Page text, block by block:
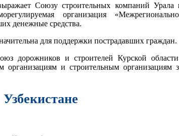
Союзу строительных компаний Урала
организация
денежные средства.
для поддержки пострадавших граждан.
дорожников и строителей Курской
организациям и строительным организациям